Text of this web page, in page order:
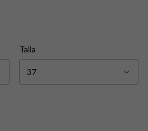
Talla